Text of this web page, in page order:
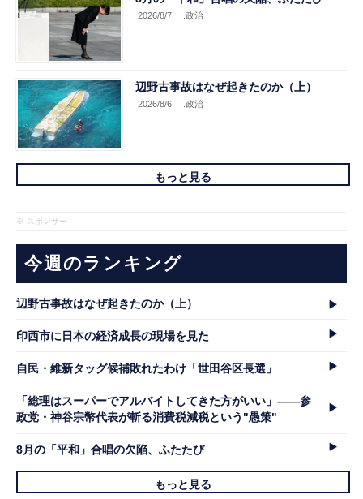
2026/8/7 .政治
辺野古事故はなぜ起きたのか（上）
2026/8/6 .政治
もっと見る
※ スポンサー
今週のランキング
辺野古事故はなぜ起きたのか（上）
印西市に日本の経済成長の現場を見た
自民・維新タッグ候補敗れたわけ「世田谷区長選」
「総理はスーパーでアルバイトしてきた方がいい」――参
政党・神谷宗幣代表が斬る消費税減税という"愚策"
8月の「平和」合唱の欠陥、ふたたび
もっと見る